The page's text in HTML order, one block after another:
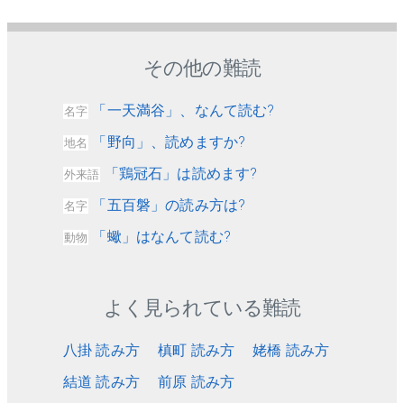
その他の難読
名字 「一天満谷」、なんて読む?
地名 「野向」、読めますか?
外来語 「鶏冠石」は読めます?
名字 「五百磐」の読み方は?
動物 「蠍」はなんて読む?
よく見られている難読
八掛 読み方 槙町 読み方
姥橋 読み方
結道 読み方
前原 読み方